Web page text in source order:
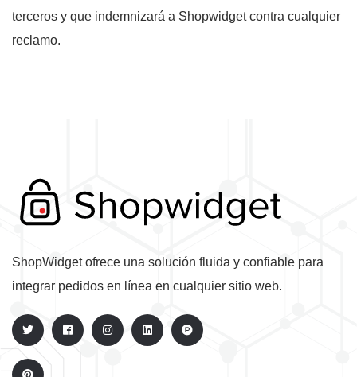
terceros y que indemnizará a Shopwidget contra cualquier
reclamo.
ShopWidget ofrece una solución fluida y confiable para
integrar pedidos en línea en cualquier sitio web.